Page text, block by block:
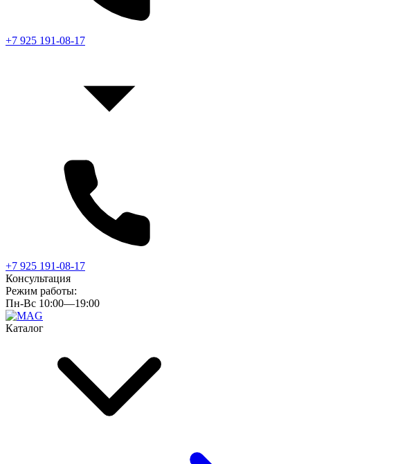
+7 925 191-08-17
+7 925 191-08-17
Консультация
Режим работы:
Пн-Вс 10:00—19:00
Каталог